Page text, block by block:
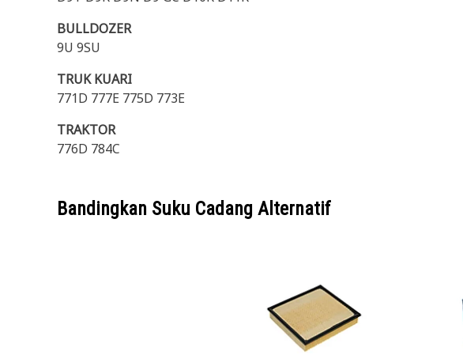
BULLDOZER
9U 9SU
TRUK KUARI
771D 777E 775D 773E
TRAKTOR
776D 784C
Bandingkan Suku Cadang Alternatif